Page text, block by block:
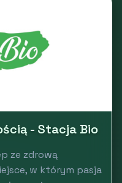
- Stacja Bio
ze zdrową
w którym pasja